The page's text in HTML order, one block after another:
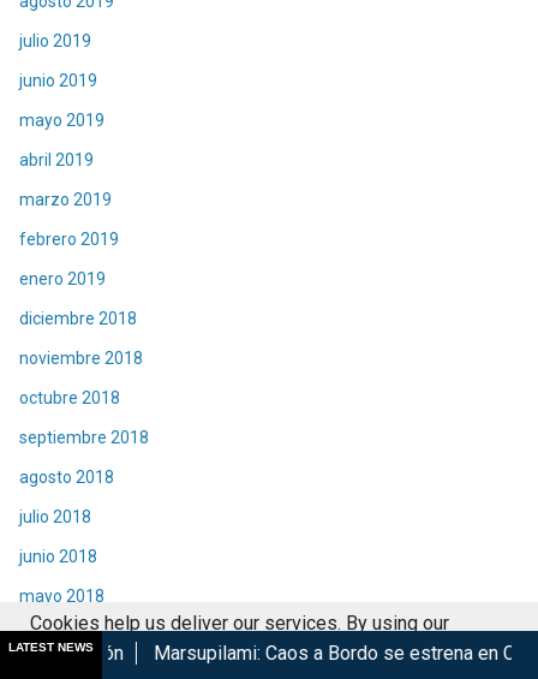
julio 2019
junio 2019
mayo 2019
abril 2019
marzo 2019
febrero 2019
enero 2019
diciembre 2018
noviembre 2018
octubre 2018
septiembre 2018
agosto 2018
julio 2018
junio 2018
mayo 2018
abril 2018
LATEST NEWS
Marsupilami: Caos a Bordo se estrena en Cinépolis Harry
Cookies help us deliver our services. By using our
services, you agree to our use of cookies.
Got it